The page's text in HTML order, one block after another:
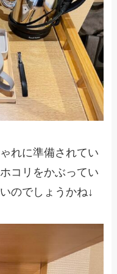
れに準備されてい
コリをかぶってい
のでしょうかね↓